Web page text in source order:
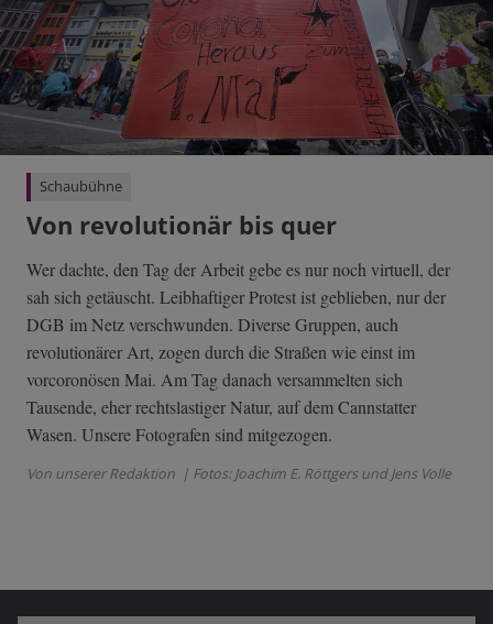
Schaubühne
Von revolutionär bis quer
Wer dachte, den Tag der Arbeit gebe es nur noch virtuell, der
sah sich getäuscht. Leibhaftiger Protest ist geblieben, nur der
DGB im Netz verschwunden. Diverse Gruppen, auch
revolutionärer Art, zogen durch die Straßen wie einst im
vorcoronösen Mai. Am Tag danach versammelten sich
Tausende, eher rechtslastiger Natur, auf dem Cannstatter
Wasen. Unsere Fotografen sind mitgezogen.
Von unserer Redaktion | Fotos: Joachim E. Röttgers und Jens Volle